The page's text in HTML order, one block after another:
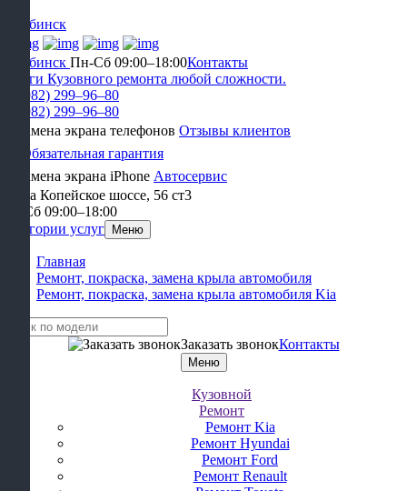
Челябинск
Челябинск Пн-Сб 09:00–18:00Контакты
Услуги Кузовного ремонта любой сложности.
+7 (982) 299‒96‒80
+7 (982) 299‒96‒80
Отзывы клиентов
Обязательная гарантия
Автосервис
улица Копейское шоссе, 56 ст3​
Пн-Сб 09:00–18:00
Категории услуг
Меню
Главная
Ремонт, покраска, замена крыла автомобиля
Ремонт, покраска, замена крыла автомобиля Kia
Заказать звонокКонтакты
Меню
Кузовной
Ремонт
Ремонт Kia
Ремонт Hyundai
Ремонт Ford
Ремонт Renault